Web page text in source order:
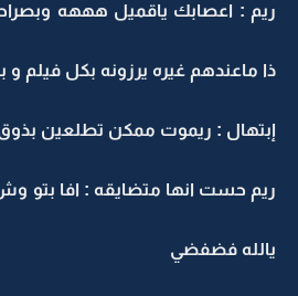
ريم : اعصابك ياقميل هههه
ذا ماعندهم غيره يرزونه بكل فيلم و
إبتهال : ريموت ممكن تطلعين بذوق
ريم حست انها متضايقه : افا بتو
يالله فضفضي